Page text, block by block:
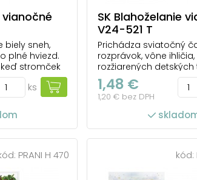
vianočné
biely sneh,
plné hviezd.
stromček
zo srdca
ks
SK Blahoželanie
V24-521 T
Prichádza sviatočný
rozprávok, vône ihličia,
rozžiarených detských
radosti z darčekov,
odpúšťania. Aby do
prenikla pokojná
atmosféra a vydržala
1,48 €
1,20 € bez DPH
PRANI H 470 kód: